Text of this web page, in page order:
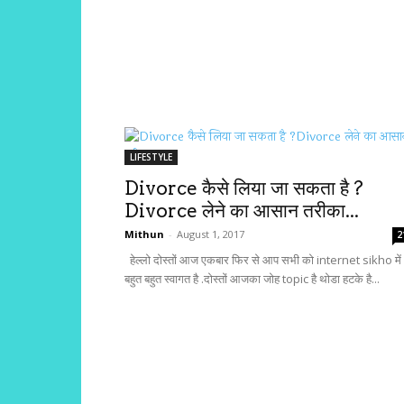
LIFESTYLE
Divorce कैसे लिया जा सकता है ?
Divorce लेने का आसान तरीका...
Mithun - August 1, 2017
हेल्लो दोस्तों आज एकबार फिर से आप सभी को internet sikho में
बहुत बहुत स्वागत है .दोस्तों आजका जोह topic है थोडा हटके है...